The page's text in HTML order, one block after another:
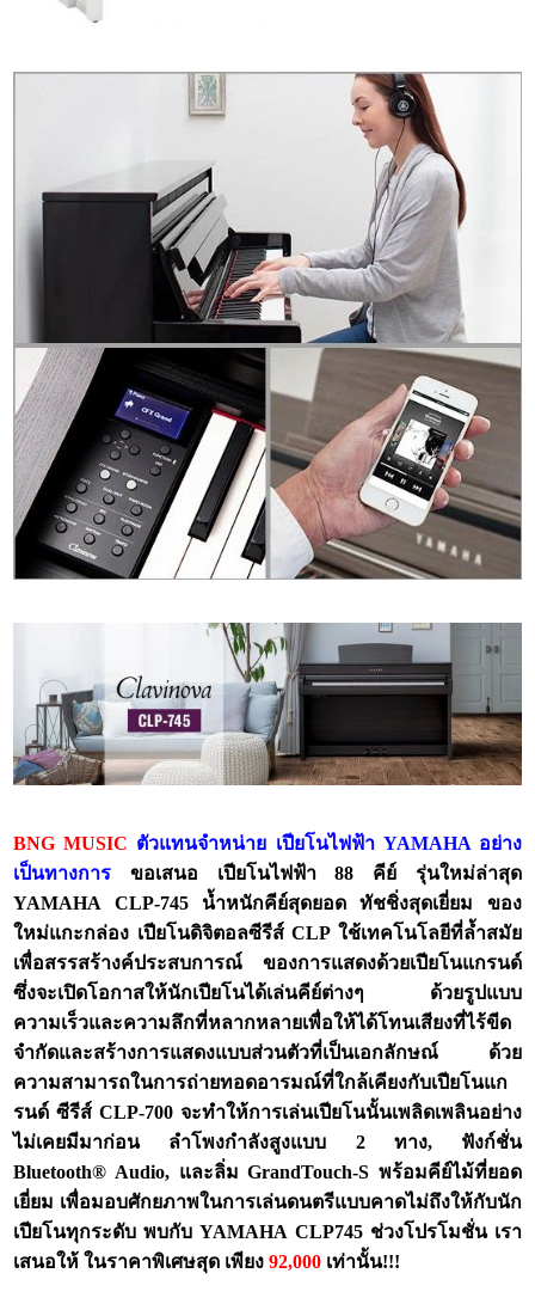
BNG MUSIC ตัวแทนจำหน่าย เปียโนไฟฟ้า YAMAHA อย่าง
เป็นทางการ ขอเสนอ เปียโนไฟฟ้า 88 คีย์ รุ่นใหม่ล่าสุด
YAMAHA CLP-745 น้ำหนักคีย์สุดยอด ทัชชิ่งสุดเยี่ยม ของ
ใหม่แกะกล่อง เปียโนดิจิตอลซีรีส์ CLP ใช้เทคโนโลยีที่ล้ำสมัย
เพื่อสรรสร้างค์ประสบการณ์ ของการแสดงด้วยเปียโนแกรนด์
ซึ่งจะเปิดโอกาสให้นักเปียโนได้เล่นคีย์ต่างๆ ด้วยรูปแบบ
ความเร็วและความลึกที่หลากหลายเพื่อให้ได้โทนเสียงที่ไร้ขีด
จำกัดและสร้างการแสดงแบบส่วนตัวที่เป็นเอกลักษณ์ ด้วย
ความสามารถในการถ่ายทอดอารมณ์ที่ใกล้เคียงกับเปียโนแก
รนด์ ซีรีส์ CLP-700 จะทำให้การเล่นเปียโนนั้นเพลิดเพลินอย่าง
ไม่เคยมีมาก่อน ลำโพงกำลังสูงแบบ 2 ทาง, ฟังก์ชั่น
Bluetooth® Audio, และลิ่ม GrandTouch-S พร้อมคีย์ไม้ที่ยอด
เยี่ยม เพื่อมอบศักยภาพในการเล่นดนตรีแบบคาดไม่ถึงให้กับนัก
เปียโนทุกระดับ พบกับ YAMAHA CLP745 ช่วงโปรโมชั่น เรา
เสนอให้ ในราคาพิเศษสุด เพียง92,000 เท่านั้น!!!